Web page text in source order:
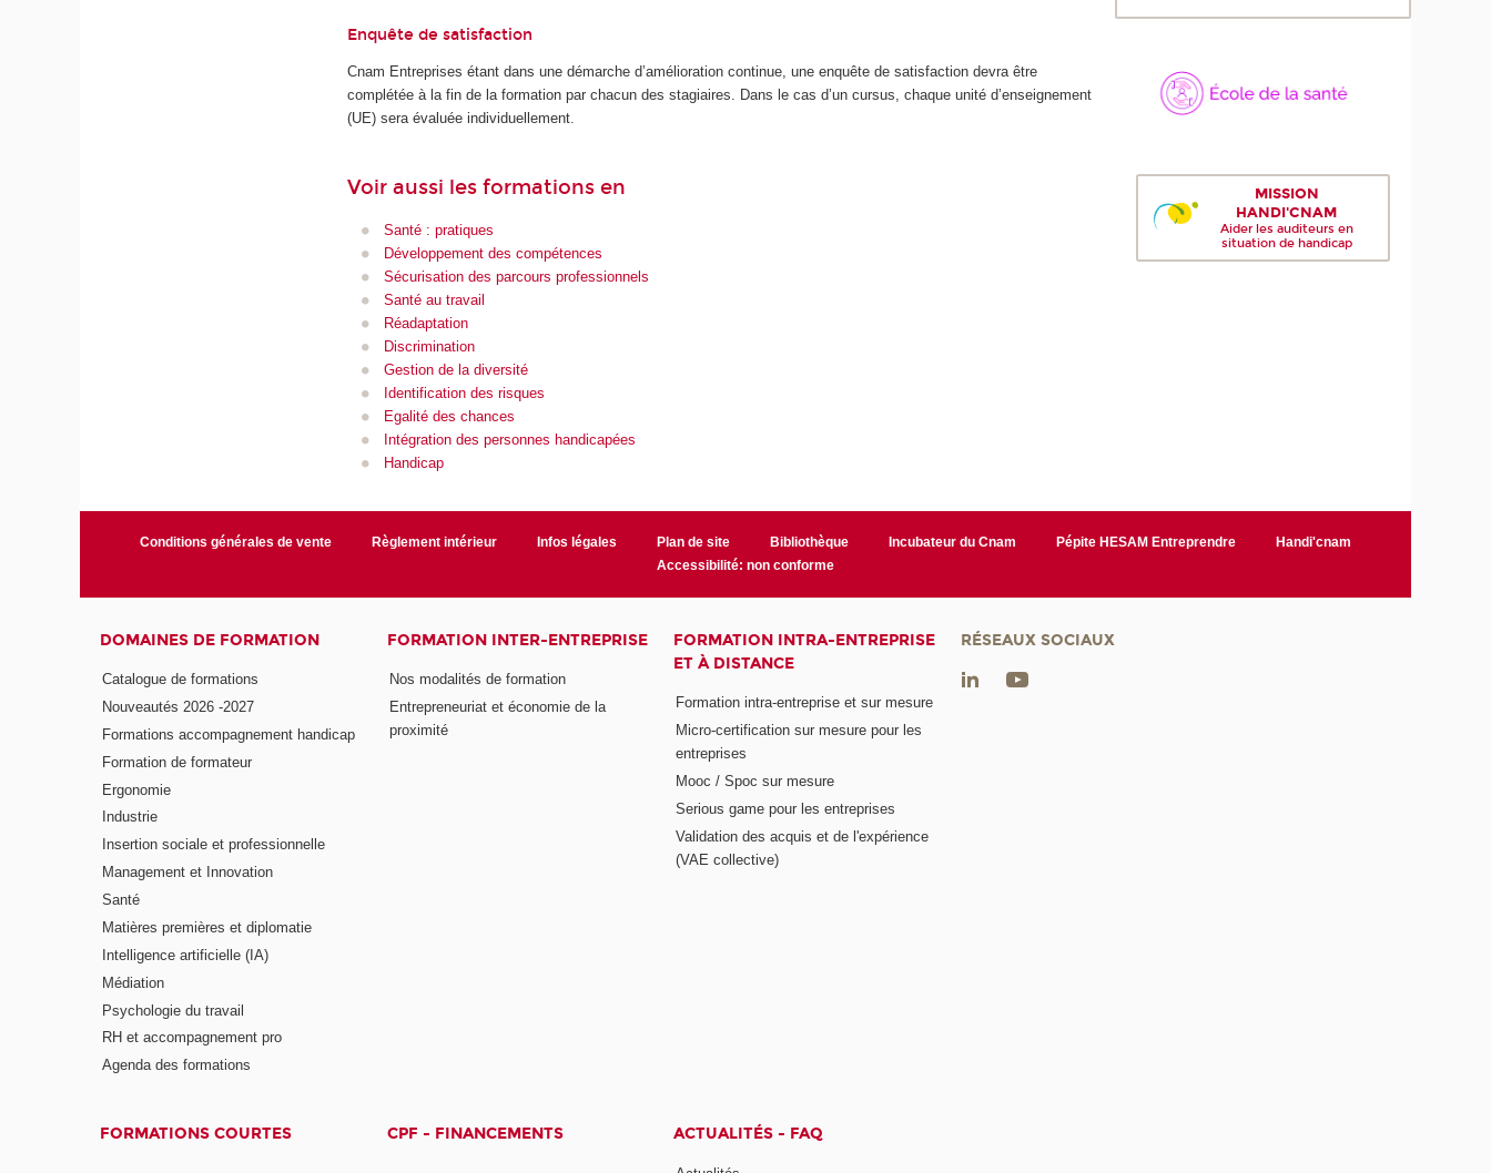
Enquête de satisfaction
Cnam Entreprises étant dans une démarche d’amélioration continue, une enquête de satisfaction devra être
complétée à la fin de la formation par chacun des stagiaires. Dans le cas d’un cursus, chaque unité d’enseignement
(UE) sera évaluée individuellement.
Voir aussi les formations en
Santé : pratiques
Développement des compétences
Sécurisation des parcours professionnels
Santé au travail
Réadaptation
Discrimination
Gestion de la diversité
Identification des risques
Egalité des chances
Intégration des personnes handicapées
Handicap
MISSION
HANDI'CNAM
Aider les auditeurs en
situation de handicap
Conditions générales de vente Règlement intérieur Infos légales Plan de site Bibliothèque Incubateur du Cnam Pépite HESAM Entreprendre
Handi'cnam
Accessibilité: non conforme
DOMAINES DE FORMATION
Catalogue de formations
Nouveautés 2026 -2027
Formations accompagnement handicap
Formation de formateur
Ergonomie
Industrie
Insertion sociale et professionnelle
Management et Innovation
Santé
Matières premières et diplomatie
Intelligence artificielle (IA)
Médiation
Psychologie du travail
RH et accompagnement pro
Agenda des formations
FORMATION INTER-ENTREPRISE
Nos modalités de formation
Entrepreneuriat et économie de la
proximité
FORMATION INTRA-ENTREPRISE
ET À DISTANCE
Formation intra-entreprise et sur mesure
Micro-certification sur mesure pour les
entreprises
Mooc / Spoc sur mesure
Serious game pour les entreprises
Validation des acquis et de l'expérience
(VAE collective)
FORMATIONS COURTES CPF - FINANCEMENTS ACTUALITÉS - FAQ
RÉSEAUX SOCIAUX